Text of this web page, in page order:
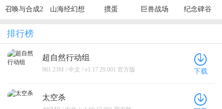
召唤与合成2
山海经幻想
掼蛋 巨兽战场 纪念碑谷
排行榜
超自然行动组
961.23M / 中文 / v1.17.29.001 官方版 下载
太空杀